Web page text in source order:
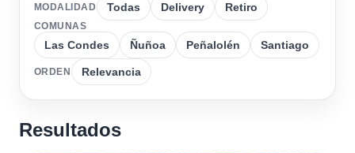
MODALIDAD Todas Delivery Retiro
COMUNAS
Las Condes Ñuñoa Peñalolén Santiago
ORDEN Relevancia
Resultados